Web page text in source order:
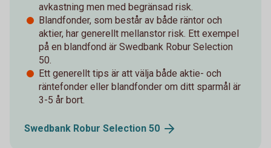
avkastning men med begränsad risk.
Blandfonder, som består av både räntor och
aktier, har generellt mellanstor risk. Ett exempel
på en blandfond är Swedbank Robur Selection
50.
Ett generellt tips är att välja både aktie- och
räntefonder eller blandfonder om ditt sparmål är
3-5 år bort.
Swedbank Robur Selection 50